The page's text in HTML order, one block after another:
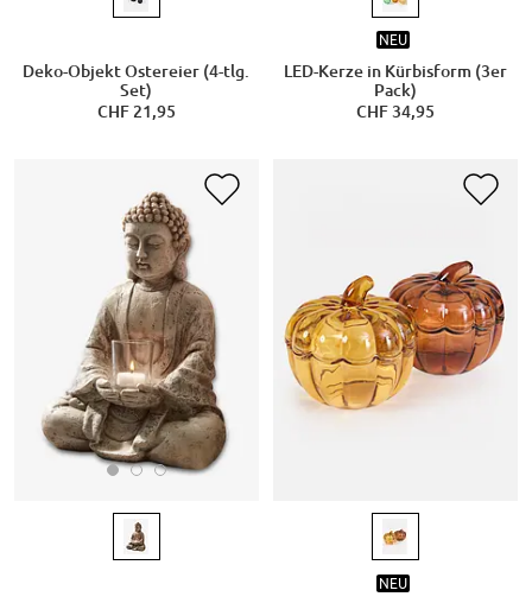
Deko-Objekt Ostereier (4-tlg.
Set)
CHF 21,95
NEU
LED-Kerze in Kürbisform (3er
Pack)
CHF 34,95
NEU